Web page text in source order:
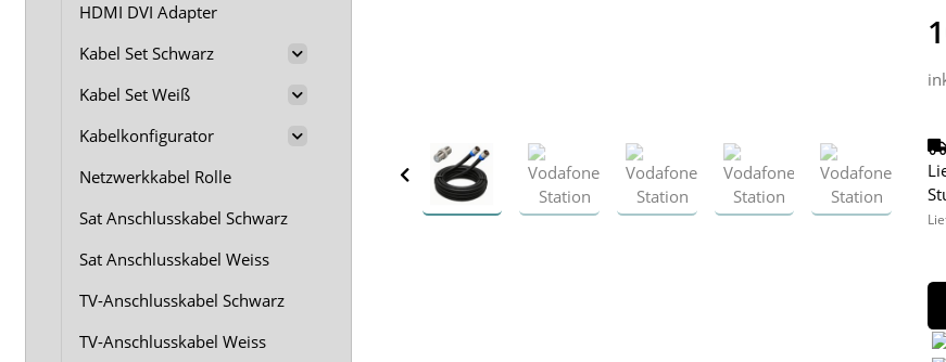
HDMI DVI Adapter
Kabel Set Schwarz
Kabel Set Weiß
Kabelkonfigurator
Netzwerkkabel Rolle
Sat Anschlusskabel Schwarz
Sat Anschlusskabel Weiss
TV-Anschlusskabel Schwarz
TV-Anschlusskabel Weiss